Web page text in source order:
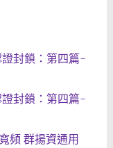
封鎖：第四篇-
封鎖：第四篇-
頻 群揚資通用